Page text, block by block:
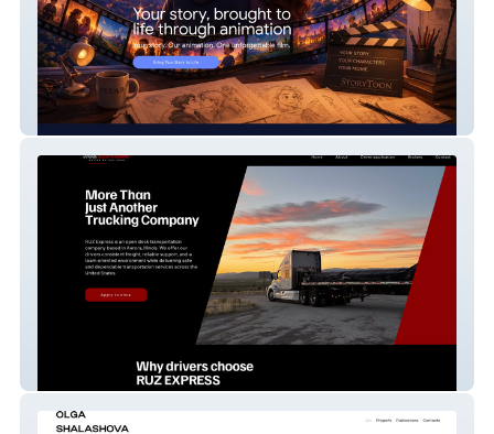
StoryToon for you!
Ruz Express Llc